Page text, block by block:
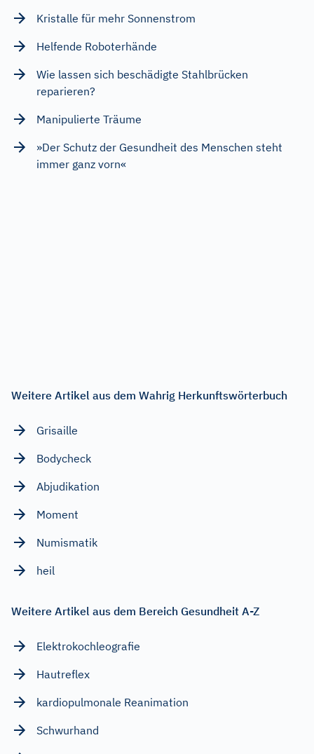
Kristalle für mehr Sonnenstrom
Helfende Roboterhände
Wie lassen sich beschädigte Stahlbrücken
reparieren?
Manipulierte Träume
»Der Schutz der Gesundheit des Menschen steht
immer ganz vorn«
Weitere Artikel aus dem Wahrig Herkunftswörterbuch
Grisaille
Bodycheck
Abjudikation
Moment
Numismatik
heil
Weitere Artikel aus dem Bereich Gesundheit A-Z
Elektrokochleografie
Hautreflex
kardiopulmonale Reanimation
Schwurhand